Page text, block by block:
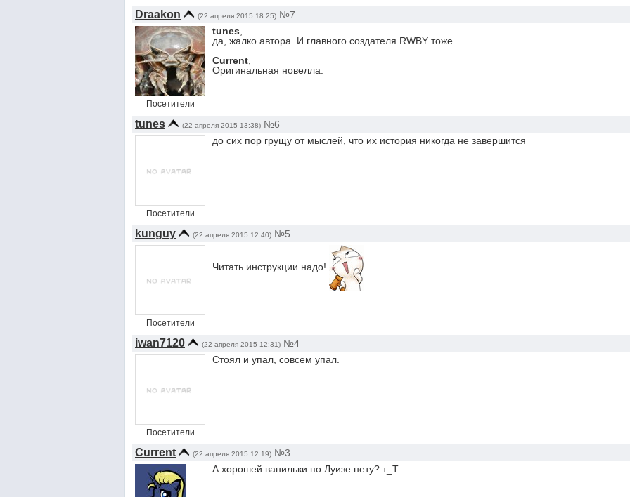
Draakon (22 апреля 2015 18:25) №7
Посетители
tunes
да, жалко автора. И главного создателя RWBY тоже.
Current
Оригинальная новелла.
tunes (22 апреля 2015 13:38) №6
Посетители
до сих пор грущу от мыслей, что их история никогда не завершится
kunguy (22 апреля 2015 12:40) №5
Посетители
Читать инструкции надо!
iwan7120 (22 апреля 2015 12:31) №4
Посетители
Стоял и упал, совсем упал.
Current (22 апреля 2015 12:19) №3
А хорошей ванильки по Луизе нету? т_Т